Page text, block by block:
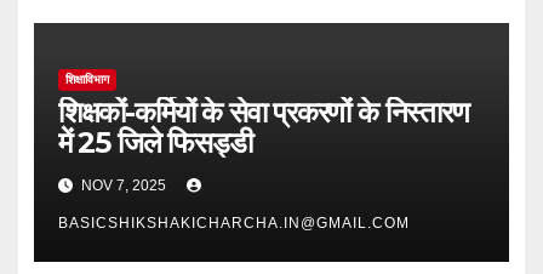
शिक्षाविभाग
शिक्षकों-कर्मियों के सेवा प्रकरणों के निस्तारण
में 25 जिले फिसड्डी
NOV 7, 2025
BASICSHIKSHAKICHARCHA.IN@GMAIL.COM